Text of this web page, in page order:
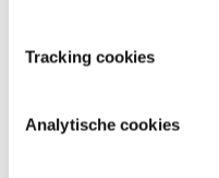
Tracking cookies
Analytische cookies